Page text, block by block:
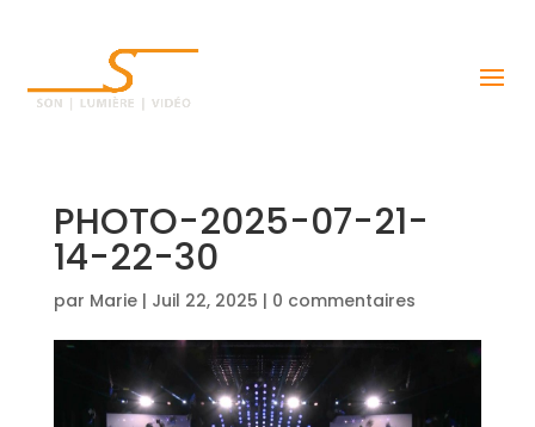
PHOTO-2025-07-21-
14-22-30
par Marie| Juil 22, 2025 | 0 commentaires